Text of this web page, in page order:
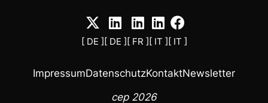
[ DE ] [ DE ] [ FR ] [ IT ] [ IT ]
ImpressumDatenschutzKontaktNewsletter
cep 2026